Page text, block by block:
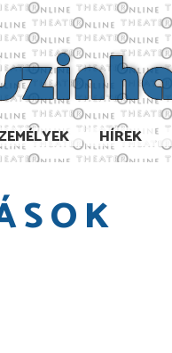
HÍREK